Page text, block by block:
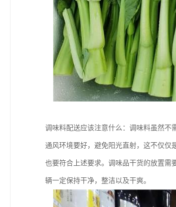
调味料配送应该注意什么：调味料虽然不
通风环境要好，避免阳光直射，这不仅仅
也要符合上述要求。调味品干货的放置需
辆一定保持干净，整洁以及干爽。